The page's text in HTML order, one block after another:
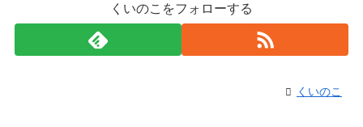
くいのこをフォローする
くいのこ